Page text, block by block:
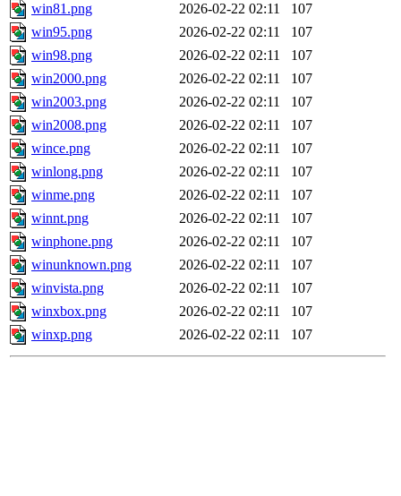
win81.png
2026-02-22 02:11
107
win95.png
2026-02-22 02:11
107
win98.png
2026-02-22 02:11
107
win2000.png
2026-02-22 02:11
107
win2003.png
2026-02-22 02:11
107
win2008.png
2026-02-22 02:11
107
wince.png
2026-02-22 02:11
107
winlong.png
2026-02-22 02:11
107
winme.png
2026-02-22 02:11
107
winnt.png
2026-02-22 02:11
107
winphone.png
2026-02-22 02:11
107
winunknown.png
2026-02-22 02:11
107
winvista.png
2026-02-22 02:11
107
winxbox.png
2026-02-22 02:11
107
winxp.png
2026-02-22 02:11 107